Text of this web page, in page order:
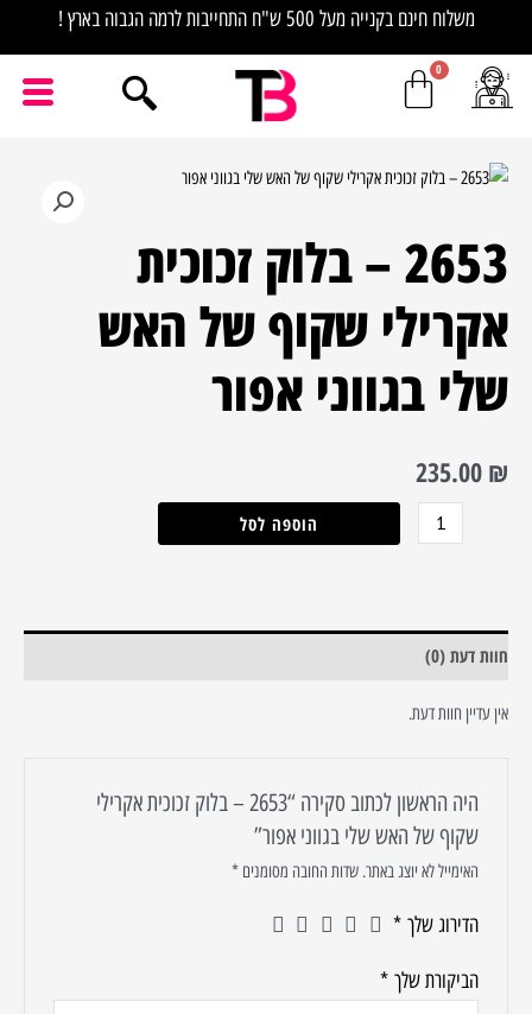
משלוח חינם בקנייה מעל 500 ש"ח התחייבות לרמה הגבוה בארץ !
2653 – בלוק זכוכית
אקרילי שקוף של האש
שלי בגווני אפור
235.00 ₪
כמות
2653
–
זכוכית
שקוף
האש
הוספה לסל
חוות דעת (0)
אין עדיין חוות דעת.
היה הראשון לכתוב סקירה “2653 – בלוק זכוכית אקרילי
שקוף של האש שלי בגווני אפור”
האימייל לא יוצג באתר. שדות החובה מסומנים*
הדירוג שלך*
הביקורת שלך*